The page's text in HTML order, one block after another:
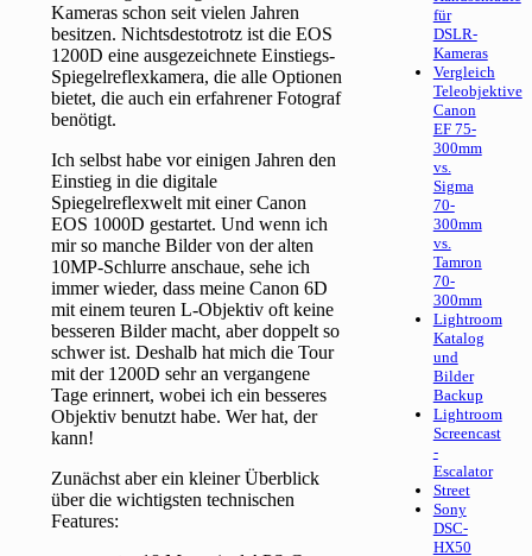
Kameras schon seit vielen Jahren
besitzen. Nichtsdestotrotz ist die EOS
1200D eine ausgezeichnete Einstiegs-
Spiegelreflexkamera, die alle Optionen
bietet, die auch ein erfahrener Fotograf
benötigt.
Ich selbst habe vor einigen Jahren den
Einstieg in die digitale
Spiegelreflexwelt mit einer Canon
EOS 1000D gestartet. Und wenn ich
mir so manche Bilder von der alten
10MP-Schlurre anschaue, sehe ich
immer wieder, dass meine Canon 6D
mit einem teuren L-Objektiv oft keine
besseren Bilder macht, aber doppelt so
schwer ist. Deshalb hat mich die Tour
mit der 1200D sehr an vergangene
Tage erinnert, wobei ich ein besseres
Objektiv benutzt habe. Wer hat, der
kann!
Zunächst aber ein kleiner Überblick
über die wichtigsten technischen
Features:
für
DSLR-
Kameras
Vergleich
Teleobjektive
Canon
EF 75-
300mm
vs.
Sigma
70-
300mm
vs.
Tamron
70-
300mm
Lightroom
Katalog
und
Bilder
Backup
Lightroom
Screencast
-
Escalator
Street
Sony
DSC-
HX50